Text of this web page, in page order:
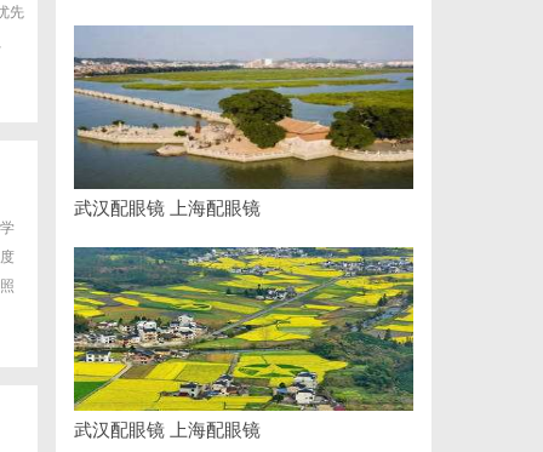
先
武汉配眼镜 上海配眼镜
武汉配眼镜 上海配眼镜